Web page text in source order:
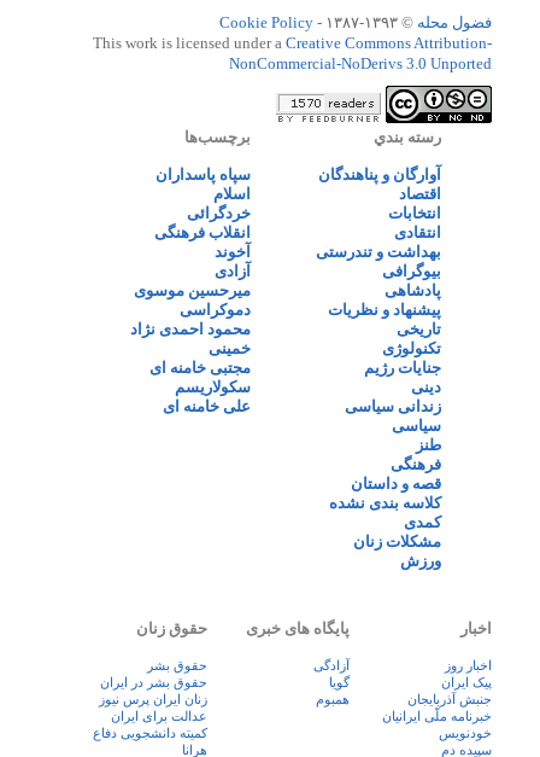
فضول محله © ۱۳۹۳-۱۳۸۷ -
Cookie Policy
This work is licensed under a Creative Commons Attribution-
NonCommercial-NoDerivs 3.0 Unported
رسته بندي
آوارگان و پناهندگان
اقتصاد
انتخابات
انتقادی
بهداشت و تندرستی
بیوگرافی
پادشاهی
پیشنهاد و نظریات
تاریخی
تکنولوژی
جنایات رژیم
دینی
زندانی سیاسی
سیاسی
طنز
فرهنگی
قصه و داستان
کلاسه بندی نشده
کمدی
مشکلات زنان
ورزش
برچسب‌ها
سپاه پاسداران
اسلام
خردگرائی
انقلاب فرهنگی
آخوند
آزادی
میرحسین موسوی
دموکراسی
محمود احمدی نژاد
خمینی
مجتبی خامنه ای
سکولاریسم
علی خامنه ای
اخبار
اخبار روز
پيک ايران
جنبش آذربایجان
خبرنامه ملّی ایرانیان
خودنویس
سپیده دم
پایگاه های خبری
آزادگی
گویا
همبوم
حقوق زنان
حقوق بشر
حقوق بشر در ایران
زنان ايران پرس نيوز
عدالت برای ایران
کمیته دانشجویی دفاع
هرانا